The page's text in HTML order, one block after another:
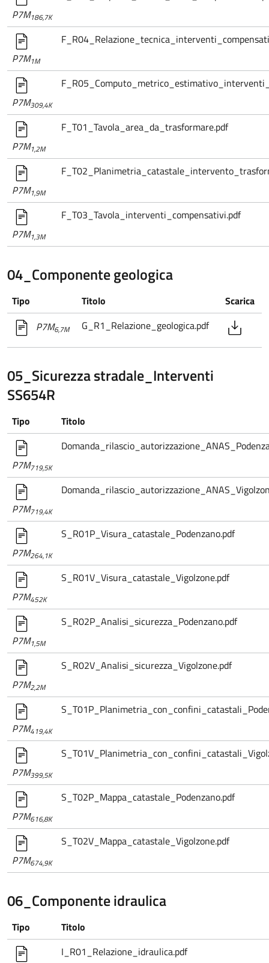
P7M186,7K
P7M1M
P7M309,4K
P7M1,2M
F_T01_Tavola_area_da_trasformare.pdf
P7M1,9M
P7M1,3M
F_T03_Tavola_interventi_compensativi.pdf
04_Componente geologica
Tipo Titolo
Scarica
P7M6,7M G_R1_Relazione_geologica.pdf
05_Sicurezza stradale_Interventi
SS654R
Tipo Titolo
P7M719,5K
P7M719,4K
P7M264,1K
S_R01P_Visura_catastale_Podenzano.pdf
P7M452K
S_R01V_Visura_catastale_Vigolzone.pdf
P7M1,5M
S_R02P_Analisi_sicurezza_Podenzano.pdf
P7M2,2M
S_R02V_Analisi_sicurezza_Vigolzone.pdf
P7M419,4K
P7M399,5K
P7M616,8K
S_T02P_Mappa_catastale_Podenzano.pdf
P7M674,9K
S_T02V_Mappa_catastale_Vigolzone.pdf
06_Componente idraulica
Tipo Titolo
I_R01_Relazione_idraulica.pdf